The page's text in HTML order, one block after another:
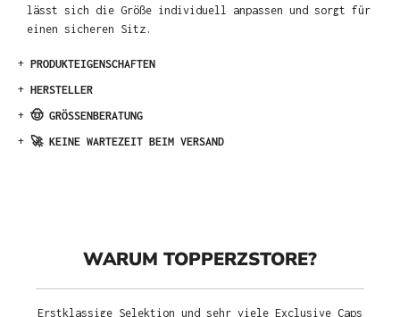
lässt sich die Größe individuell anpassen und sorgt für
einen sicheren Sitz.
+ PRODUKTEIGENSCHAFTEN
+ HERSTELLER
+ 🤠 GRÖSSENBERATUNG
+ 🚀 KEINE WARTEZEIT BEIM VERSAND
WARUM TOPPERZSTORE?
Erstklassige Selektion und sehr viele Exclusive Caps